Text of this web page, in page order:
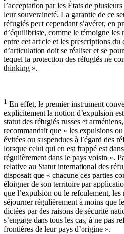
l’acceptation par les États de
leur souveraineté. La garantie de ce
réfugiés peut cependant s’avérer, en
d’équilibriste, comme le témoigne
entre cet article et les prescriptions
d’articulation doit se réaliser et se
lequel la protection des réfugiés ne
thinking ».
1 En effet, le premier instrument
explicitement la notion d’expulsion
statut des réfugiés russes et
recommandait que « les expulsions
évitées ou suspendues à l’égard des
lorsque celui qui en est frappé est
régulièrement dans le pays voisin ».
relative au Statut international des
disposait que « chacune des parties
éloigner de son territoire par
que l’expulsion ou le refoulement, les
séjourner régulièrement à moins que
dictées par des raisons de sécurité
s’engage dans tous les cas, à ne pas
frontières de leur pays d’origine ».